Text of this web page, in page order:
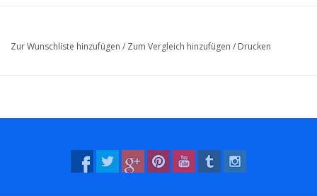
Zur Wunschliste hinzufügen / Zum Vergleich hinzufügen / Drucken